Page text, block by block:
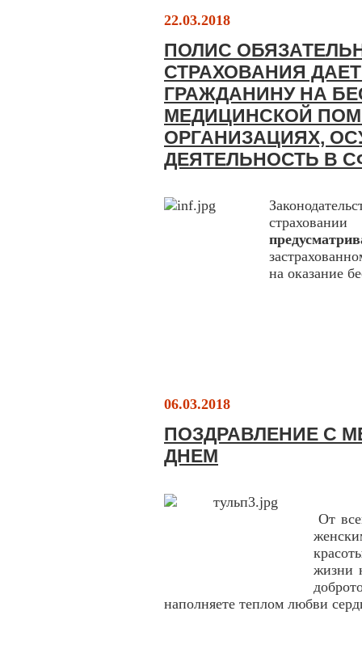
22.03.2018
ПОЛИС
СТРАХОВАНИЯ
ГРАЖДАНИНУ НА
МЕДИЦИНСКОЙ
ОРГАНИЗАЦИЯХ,
ДЕЯТЕЛЬНОСТЬ В
на оказание
06.03.2018
ПОЗДРАВЛЕНИЕ С
ДНЕМ
От
жизни
наполняете теплом любви